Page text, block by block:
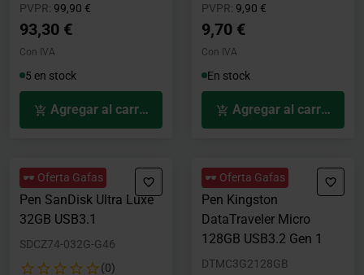
PVPR: Precio rebajado desde
99,90 €
93,30 €
Con IVA
5 en stock
Agregar al carrito
PVPR: Precio rebajado desde
9,90 €
9,70 €
Con IVA
En stock
Agregar al carrito
🕶️ Oferta Gafas
Pen SanDisk Ultra Luxe
32GB USB3.1
SDCZ74-032G-G46
(0)
🕶️ Oferta Gafas
Pen Kingston
DataTraveler Micro
128GB USB3.2 Gen 1
DTMC3G2128GB